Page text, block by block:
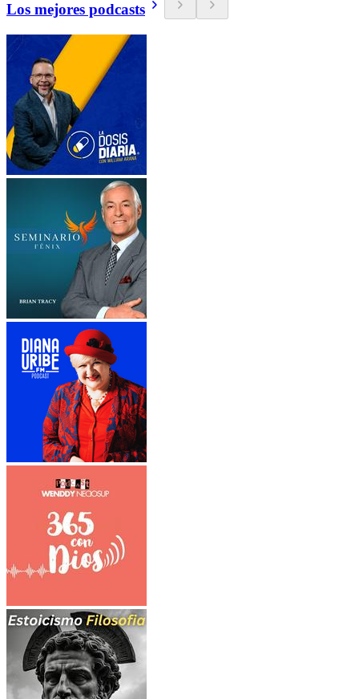
Los mejores podcasts